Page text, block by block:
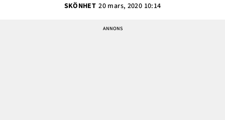
SKÖNHET 20 mars, 2020 10:14